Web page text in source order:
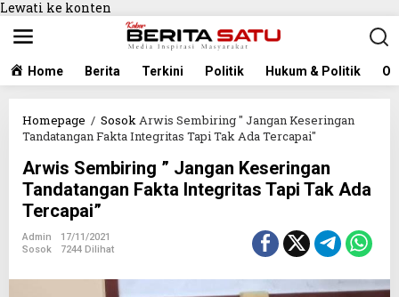
Lewati ke konten
Home Berita Terkini Politik Hukum & Politik
Homepage / SosokArwis Sembiring " Jangan Keseringan
Tandatangan Fakta Integritas Tapi Tak Ada Tercapai"
Arwis Sembiring ” Jangan Keseringan
Tandatangan Fakta Integritas Tapi Tak Ada
Tercapai”
Admin
17/11/2021
Sosok
7244 Dilihat